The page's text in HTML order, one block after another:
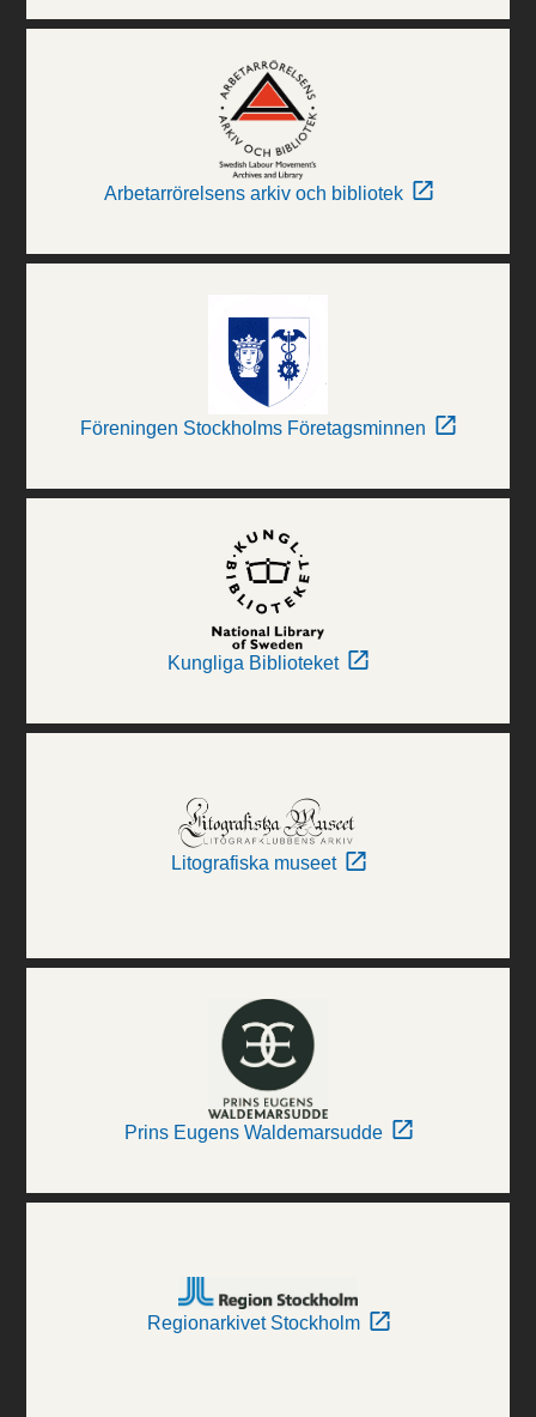
Arbetarrörelsens arkiv och bibliotek
Föreningen Stockholms Företagsminnen
Kungliga Biblioteket
Litografiska museet
Prins Eugens Waldemarsudde
Regionarkivet Stockholm